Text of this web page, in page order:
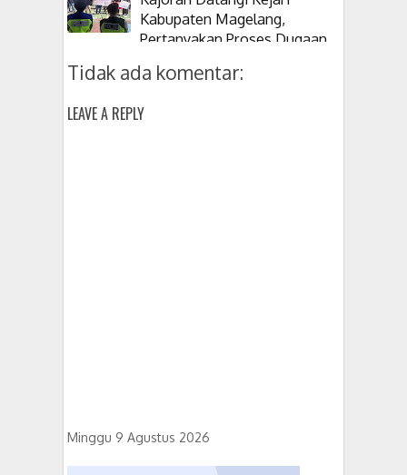
Kabupaten Magelang,
Pertanyakan Proses Dugaan
Tidak ada komentar:
LEAVE A REPLY
Minggu 9 Agustus 2026